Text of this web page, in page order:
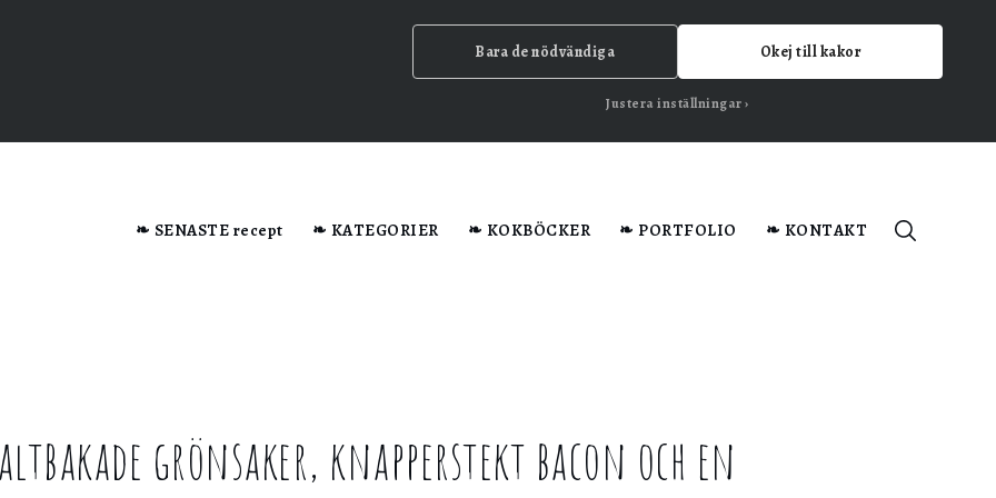
❧ SENASTE recept ❧ KATEGORIER ❧ KOKBÖCKER ❧ PORTFOLIO ❧ KONTAKT
grönsaker, knapperstekt bacon och en
Bara de nödvändiga Okej till kakor
Justera inställningar
när du besöker webbplatsen.